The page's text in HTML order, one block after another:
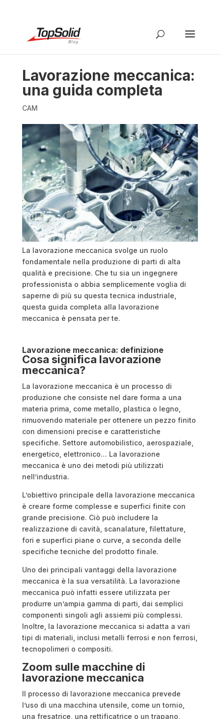
Lavorazione meccanica:
una guida completa
CAM
La lavorazione meccanica svolge un ruolo
fondamentale nella produzione di parti di alta
qualità e precisione. Che tu sia un ingegnere
professionista o abbia semplicemente voglia di
saperne di più su questa tecnica industriale,
questa guida completa alla lavorazione
meccanica è pensata per te.
Lavorazione meccanica: definizione
Cosa significa lavorazione
meccanica?
La lavorazione meccanica è un processo di
produzione che consiste nel dare forma a una
materia prima, come metallo, plastica o legno,
rimuovendo materiale per ottenere un pezzo finito
con dimensioni precise e caratteristiche
specifiche. Settore automobilistico, aerospaziale,
energetico, elettronico… La lavorazione
meccanica è uno dei metodi più utilizzati
nell’industria.
L’obiettivo principale della lavorazione meccanica
è creare forme complesse e superfici finite con
grande precisione. Ciò può includere la
realizzazione di cavità, scanalature, filettature,
fori e superfici piane o curve, a seconda delle
specifiche tecniche del prodotto finale.
Uno dei principali vantaggi della lavorazione
meccanica è la sua versatilità. La lavorazione
meccanica può infatti essere utilizzata per
produrre un’ampia gamma di parti, dai semplici
componenti singoli agli assiemi più complessi.
Inoltre, la lavorazione meccanica si adatta a vari
tipi di materiali, inclusi metalli ferrosi e non ferrosi,
tecnopolimeri o compositi.
Zoom sulle macchine di
lavorazione meccanica
Il processo di lavorazione meccanica prevede
l’uso di una macchina utensile, come un tornio,
una fresatrice, una rettificatrice o un trapano,